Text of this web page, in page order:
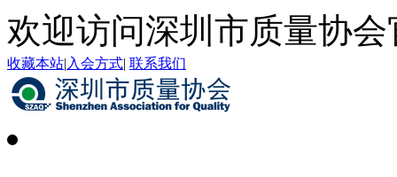
欢迎访问深圳市质量协会
收藏本站| 入会方式| 联系我们